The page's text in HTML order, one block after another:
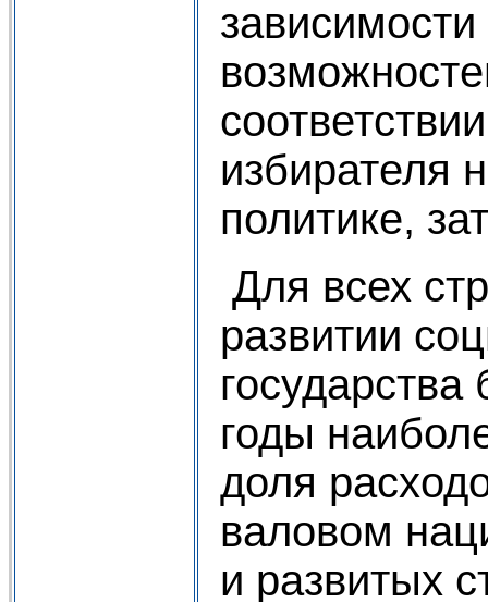
избирателя
политике,
Для всех
развитии
годы
доля
валовом
и развитых